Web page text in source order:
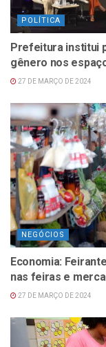
POLÍTICA
Prefeitura institui
gênero nos
27 DE MARÇO DE 2024
NEGÓCIOS
Economia:
nas feiras e
27 DE MARÇO DE 2024